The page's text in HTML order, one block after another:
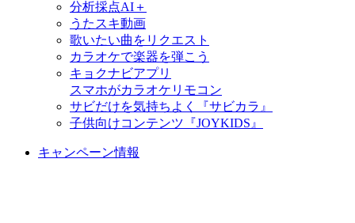
分析採点AI＋
うたスキ動画
歌いたい曲をリクエスト
カラオケで楽器を弾こう
キョクナビアプリ
スマホがカラオケリモコン
サビだけを気持ちよく『サビカラ』
子供向けコンテンツ『JOYKIDS』
キャンペーン情報